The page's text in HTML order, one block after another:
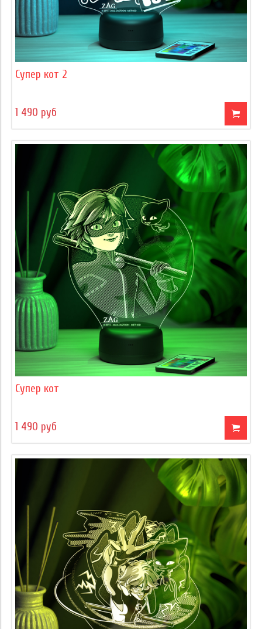
Супер кот 2
1 490 руб
Супер кот
1 490 руб